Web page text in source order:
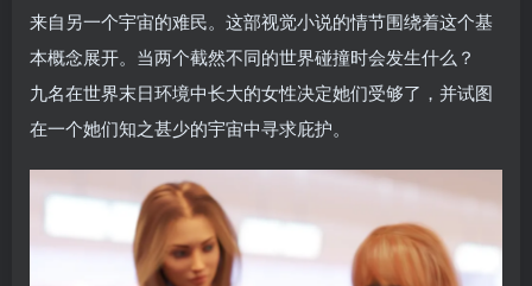
来自另一个宇宙的难民。这部视觉小说的情节围绕着这个基
本概念展开。当两个截然不同的世界碰撞时会发生什么？
九名在世界末日环境中长大的女性决定她们受够了，并试图
在一个她们知之甚少的宇宙中寻求庇护。